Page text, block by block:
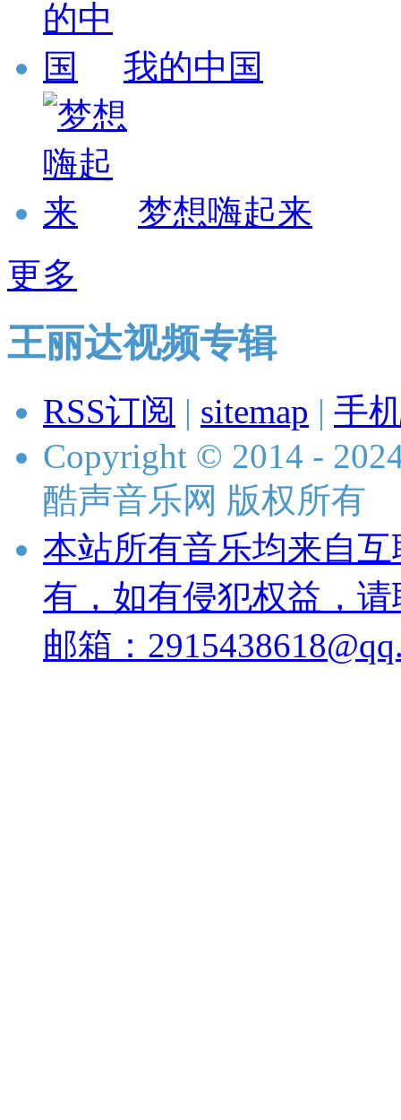
我的中国
梦想嗨起来
更多
王丽达视频专辑
RSS订阅 | sitemap | 手
Copyright © 2014 -
酷声音乐网 版权所有
本站所有音乐均来自
有，如有侵犯权益，
邮箱：